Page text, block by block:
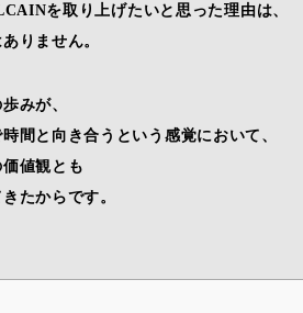
を取り上げたいと思った理由は、
りません。
みが、
間と向き合うという感覚において、
値観とも
たからです。